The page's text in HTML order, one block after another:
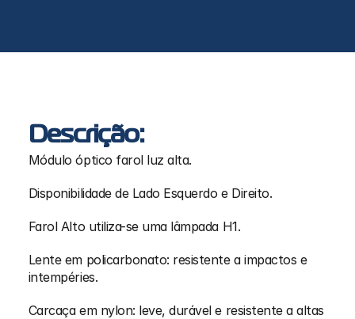
Descrição:
Módulo óptico farol luz alta.
Disponibilidade de Lado Esquerdo e Direito.
Farol Alto utiliza-se uma lâmpada H1.
Lente em policarbonato: resistente a impactos e
intempéries.
Carcaça em nylon: leve, durável e resistente a altas